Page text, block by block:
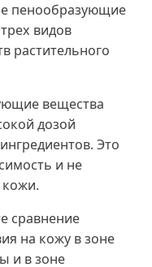
пенообразующие
видов
растительного
вещества
дозой
Это
и не
сравнение
на кожу в зоне
и в зоне